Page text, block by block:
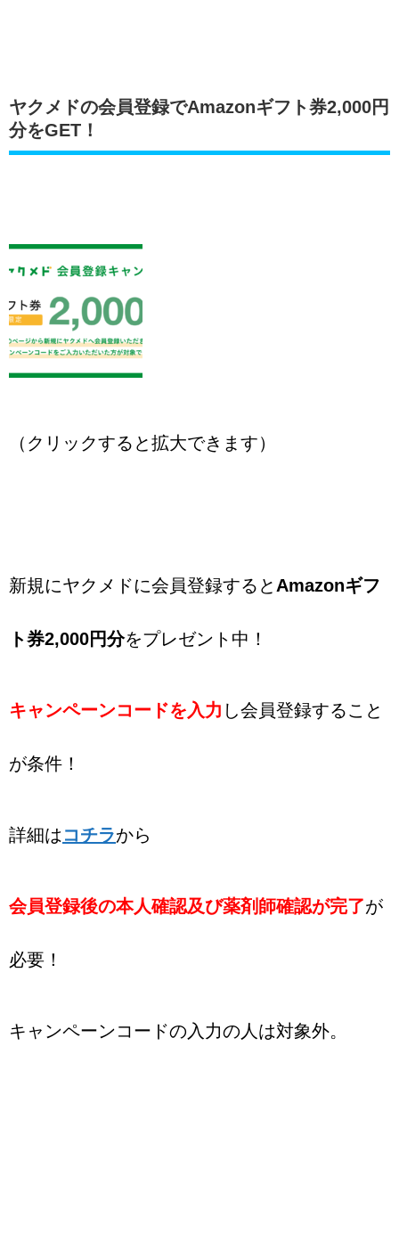
ヤクメドの会員登録でAmazonギフト券2,000円
分をGET！
（クリックすると拡大できます）
新規にヤクメドに会員登録するとAmazonギフ
ト券2,000円分をプレゼント中！
キャンペーンコードを入力 し会員登録すること
が条件！
詳細はコチラから
会員登録後の本人確認及び薬剤師確認が完了が
必要！
キャンペーンコードの入力の人は対象外。